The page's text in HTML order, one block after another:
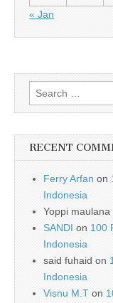
« Jan
Search for:
RECENT
Ferry Arfan on
Indonesia
Yoppi maulana
SANDI on 100
Indonesia
said fuhaid on
Indonesia
Visnu M.T on